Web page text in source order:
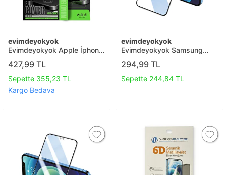
evimdeyokyok
Evimdeyokyok Apple İphone
16e 360 Full Body Arka
Koruyucu T20
427,99 TL
Sepette 355,23 TL
Kargo Bedava
evimdeyokyok
Evimdeyokyok Samsung
Galaxy A21s 3d Antistatik
Seramik Nano Ekran
Koruyucu T20
294,99 TL
Sepette 244,84 TL